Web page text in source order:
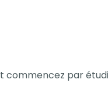
commencez par